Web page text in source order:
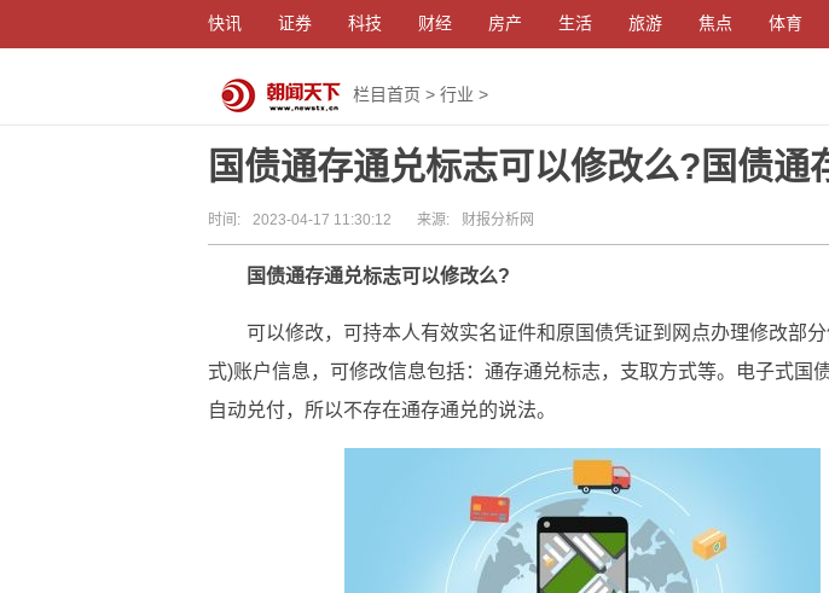
快讯 证券 科技 财经 房产 生活 旅游 焦点 体育
栏目首页 > 行业 >
国债通存通兑标志可以修改么?国债通
时间: 2023-04-17 11:30:12 来源: 财报分析网
国债通存通兑标志可以修改么?
可以修改，可持本人有效实名证件和原国债凭证到网点办理修改部
式)账户信息，可修改信息包括：通存通兑标志，支取方式等。电子式国
自动兑付，所以不存在通存通兑的说法。